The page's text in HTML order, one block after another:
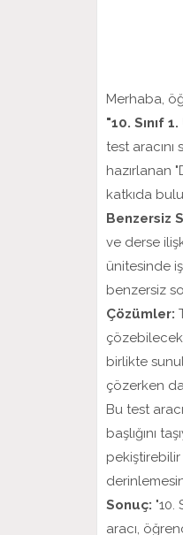
Merhaba,
"10. Sınıf
test
hazırlanan
katkıda
Benzersiz
ve derse
ünitesinde
benzersiz
Çözümler:
birlikte
çözerken
Bu test
başlığını
pekiştirebilir
Sonuç: "10.
aracı,